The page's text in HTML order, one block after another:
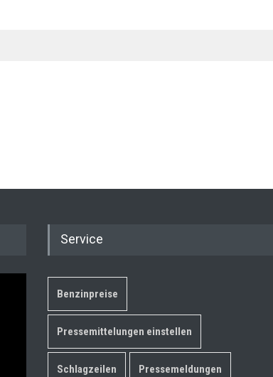
Service
Benzinpreise
Pressemittelungen einstellen
Schlagzeilen Pressemeldungen